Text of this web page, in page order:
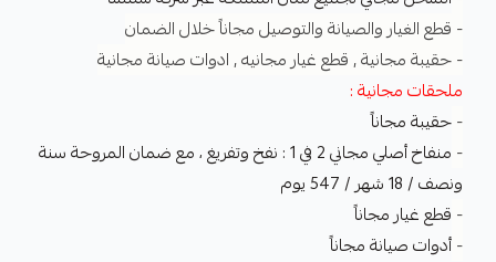
- قطع الغيار والصيانة والتوصيل مجاناً خلال الضمان
- حقيبة مجانية , قطع غيار مجانيه , ادوات صيانة مجانية
ملحقات مجانية :
-حقيبة مجاناً
-
منفاخ أصلي مجاني 2 في 1 : نفخ وتفريغ ، مع ضمان المروحة سنة
ونصف / 18 شهر / 547 يوم
- قطع غيار مجاناً
-أدوات صيانة مجاناً